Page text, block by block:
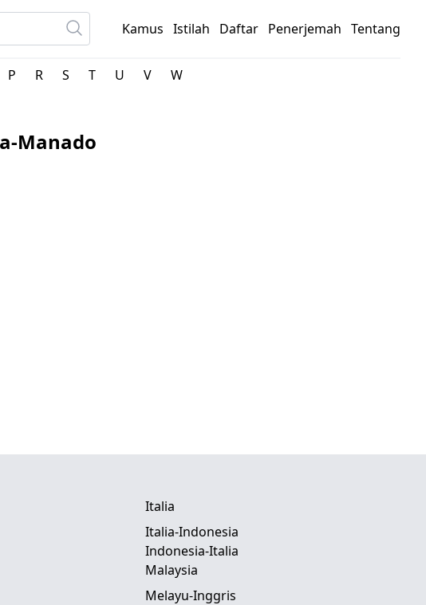
Kamus Istilah Daftar Penerjemah Tentang
P R S T U V W
Manado
Italia
Italia-Indonesia
Indonesia-Italia
Malaysia
Melayu-Inggris